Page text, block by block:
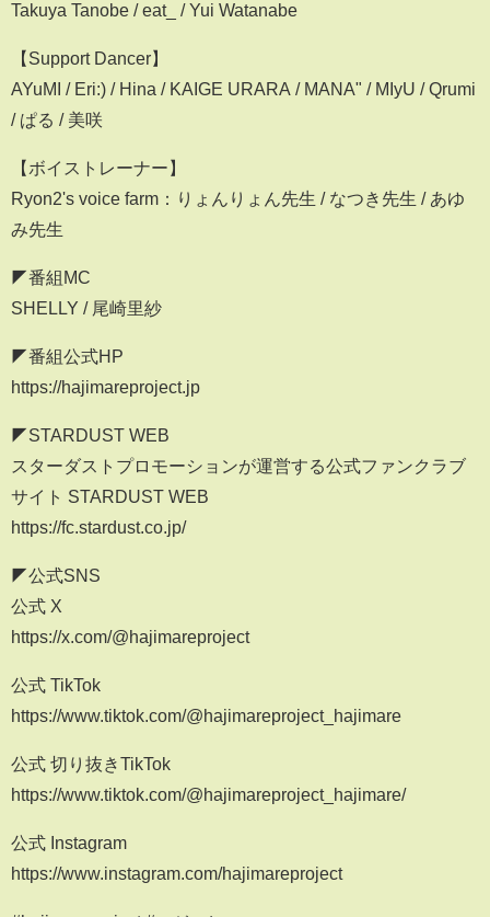
Takuya Tanobe / eat_ / Yui Watanabe
【Support Dancer】
AYuMI / Eri:) / Hina / KAIGE URARA / MANA" / MIyU / Qrumi
/ ぱる / 美咲
【ボイストレーナー】
Ryon2's voice farm：りょんりょん先生 / なつき先生 / あゆ
み先生
◤番組MC
SHELLY / 尾崎里紗
◤番組公式HP
https://hajimareproject.jp
◤STARDUST WEB
スターダストプロモーションが運営する公式ファンクラブ
サイト STARDUST WEB
https://fc.stardust.co.jp/
◤公式SNS
公式 X
https://x.com/@hajimareproject
公式 TikTok
https://www.tiktok.com/@hajimareproject_hajimare
公式 切り抜きTikTok
https://www.tiktok.com/@hajimareproject_hajimare/
公式 Instagram
https://www.instagram.com/hajimareproject